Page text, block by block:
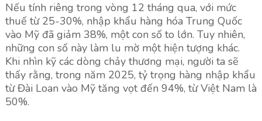
Nếu tính riêng trong vòng 12 tháng qua, với mức
thuế từ 25-30%, nhập khẩu hàng hóa Trung Quốc
vào Mỹ đã giảm 38%, một con số to lớn. Tuy nhiên,
những con số này làm lu mờ một hiện tượng khác.
Khi nhìn kỹ các dòng chảy thương mại, người ta sẽ
thấy rằng, trong năm 2025, tỷ trọng hàng nhập khẩu
từ Đài Loan vào Mỹ tăng vọt đến 94%, từ Việt Nam là
50%.